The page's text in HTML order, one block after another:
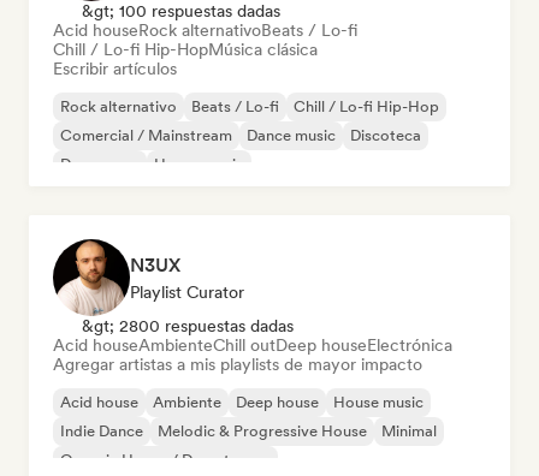
&gt; 100 respuestas dadas
Acid houseRock alternativoBeats / Lo-fi
Chill / Lo-fi Hip-HopMúsica clásica
Escribir artículos
Rock alternativo Beats / Lo-fi
Chill / Lo-fi Hip-Hop
Comercial / Mainstream
Dance music
Discoteca
Dream pop
House music
N3UX
Playlist Curator
&gt; 2800 respuestas dadas
Acid houseAmbienteChill outDeep houseElectrónica
Agregar artistas a mis playlists de mayor impacto
Acid house Ambiente Deep house
House music
Indie Dance
Melodic & Progressive House
Minimal
Organic House / Downtempo